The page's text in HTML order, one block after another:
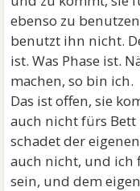
ebenso zu
benutzt ihn nicht.
ist. Was Phase ist.
machen, so bin ich.
Das ist offen, sie
auch nicht fürs Bett
schadet der
auch nicht, und ich
sein, und dem